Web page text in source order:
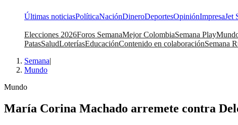
Últimas noticiasPolíticaNaciónDineroDeportesOpiniónImpresaJet
Elecciones 2026Foros SemanaMejor ColombiaSemana Play
PatasSaludLoteríasEducaciónContenido en colaboraciónSemana
Semana|
Mundo
Mundo
María Corina Machado arremete contra